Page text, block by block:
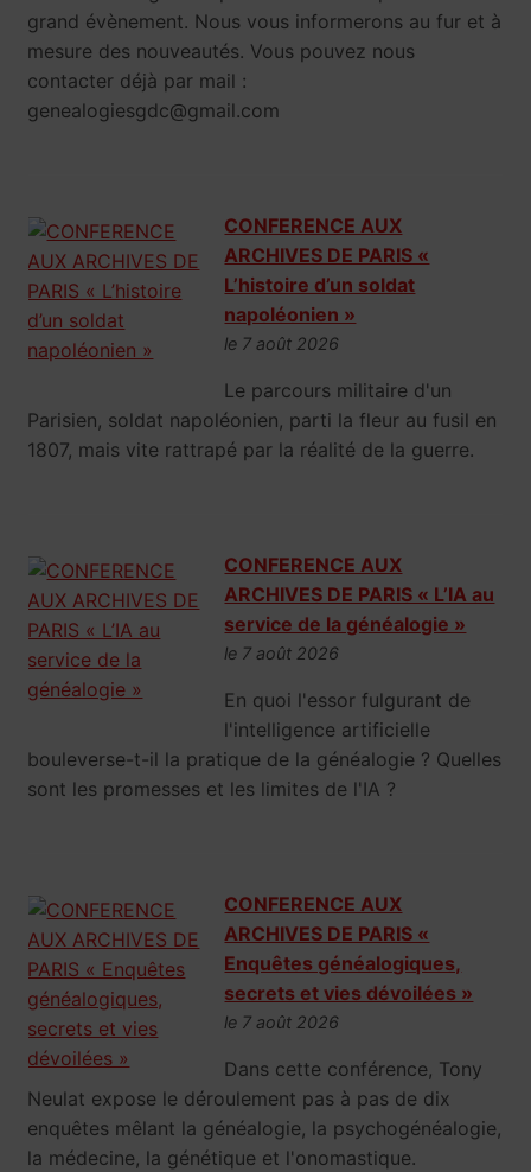
grand évènement. Nous vous informerons au fur et à
mesure des nouveautés. Vous pouvez nous
contacter déjà par mail :
genealogiesgdc@gmail.com
CONFERENCE AUX
ARCHIVES DE PARIS «
L’histoire d’un soldat
napoléonien »
le 7 août 2026
Le parcours militaire d'un
Parisien, soldat napoléonien, parti la fleur au fusil en
1807, mais vite rattrapé par la réalité de la guerre.
CONFERENCE AUX
ARCHIVES DE PARIS « L’IA au
service de la généalogie »
le 7 août 2026
En quoi l'essor fulgurant de
l'intelligence artificielle
bouleverse-t-il la pratique de la généalogie ? Quelles
sont les promesses et les limites de l'IA ?
CONFERENCE AUX
ARCHIVES DE PARIS «
Enquêtes généalogiques,
secrets et vies dévoilées »
le 7 août 2026
Dans cette conférence, Tony
Neulat expose le déroulement pas à pas de dix
enquêtes mêlant la généalogie, la psychogénéalogie,
la médecine, la génétique et l'onomastique.